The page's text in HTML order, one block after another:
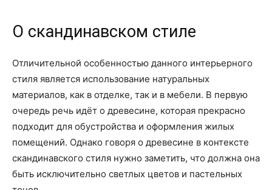
О скандинавском стиле
Отличительной особенностью данного интерьерного
стиля является использование натуральных
материалов, как в отделке, так и в мебели. В первую
очередь речь идёт о древесине, которая прекрасно
подходит для обустройства и оформления жилых
помещений. Однако говоря о древесине в контексте
скандинавского стиля нужно заметить, что должна она
быть исключительно светлых цветов и пастельных